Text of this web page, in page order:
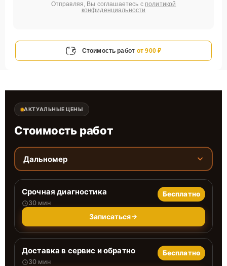
Отправляя, Вы соглашаетесь с политикой
конфиденциальности
Стоимость работ от 900 ₽
АКТУАЛЬНЫЕ ЦЕНЫ
Стоимость работ
Дальномер
Срочная диагностика
30 мин
Бесплатно
Записаться
Доставка в сервис и обратно
30 мин
Бесплатно